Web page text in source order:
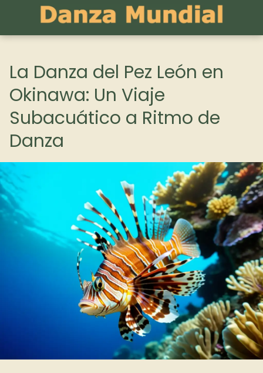
La Danza del Pez León en
Okinawa: Un Viaje
Subacuático a Ritmo de
Danza